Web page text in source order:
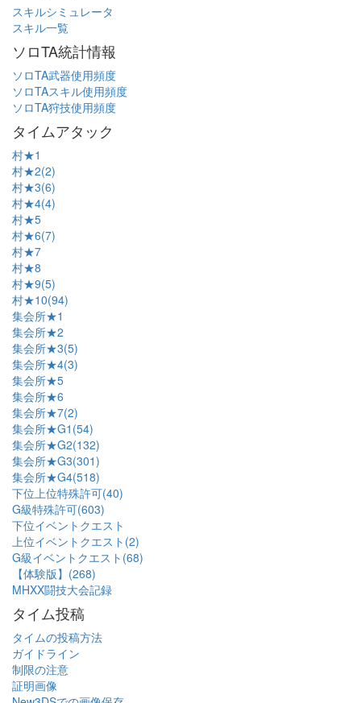
スキルシミュレータ
スキル一覧
ソロTA統計情報
ソロTA武器使用頻度
ソロTAスキル使用頻度
ソロTA狩技使用頻度
タイムアタック
村★1
村★2(2)
村★3(6)
村★4(4)
村★5
村★6(7)
村★7
村★8
村★9(5)
村★10(94)
集会所★1
集会所★2
集会所★3(5)
集会所★4(3)
集会所★5
集会所★6
集会所★7(2)
集会所★G1(54)
集会所★G2(132)
集会所★G3(301)
集会所★G4(518)
下位上位特殊許可(40)
G級特殊許可(603)
下位イベントクエスト
上位イベントクエスト(2)
G級イベントクエスト(68)
【体験版】(268)
MHXX闘技大会記録
タイム投稿
タイムの投稿方法
ガイドライン
制限の注意
証明画像